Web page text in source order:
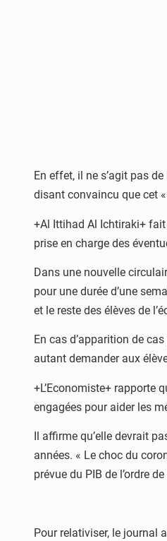
En effet, il ne s’agit pas
disant convaincu que cet
+Al Ittihad Al Ichtiraki+ fait
prise en charge des
Dans une nouvelle
pour une durée d’une
et le reste des élèves de
En cas d’apparition de
autant demander aux
+L’Economiste+ rapporte
engagées pour aider les
Il affirme qu’elle devrait
années. « Le choc du
prévue du PIB de l’ordre
Pour relativiser, le journal